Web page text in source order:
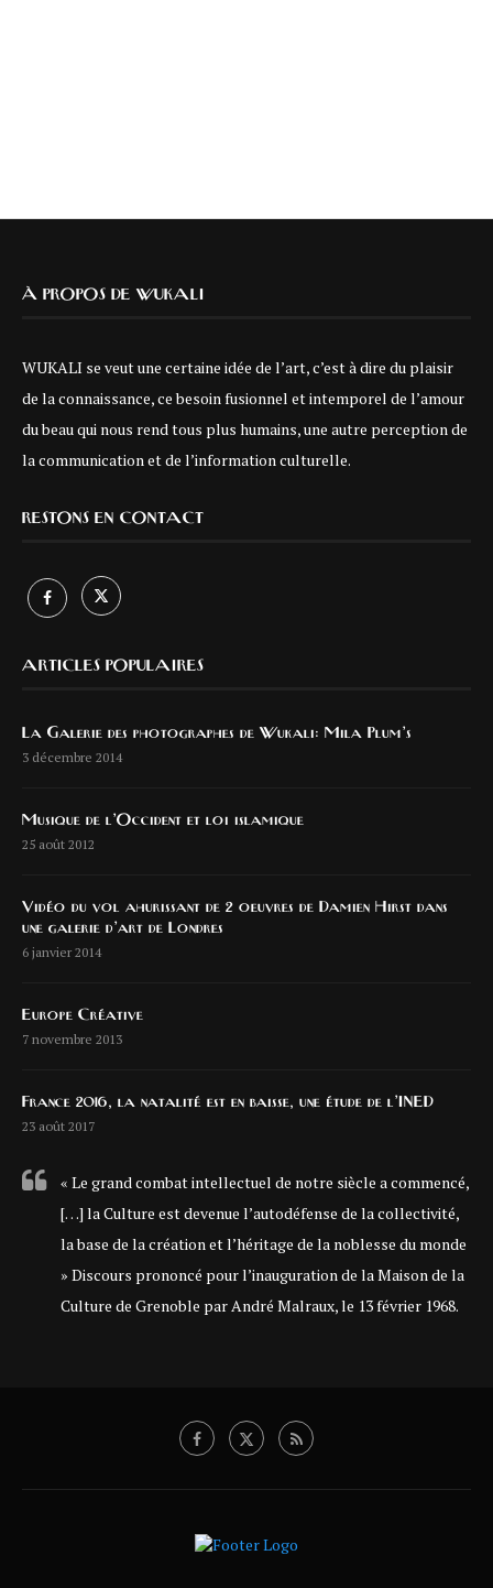
À PROPOS DE WUKALI
WUKALI se veut une certaine idée de l’art, c’est à dire du plaisir
de la connaissance, ce besoin fusionnel et intemporel de l’amour
du beau qui nous rend tous plus humains, une autre perception de
la communication et de l’information culturelle.
RESTONS EN CONTACT
ARTICLES POPULAIRES
La Galerie des photographes de Wukali: Mila Plum’s
3 décembre 2014
Musique de l’Occident et loi islamique
25 août 2012
Vidéo du vol ahurissant de 2 oeuvres de Damien Hirst dans
une galerie d’art de Londres
6 janvier 2014
Europe Créative
7 novembre 2013
France 2016, la natalité est en baisse, une étude de l’INED
23 août 2017
« Le grand combat intellectuel de notre siècle a commencé,
[…] la Culture est devenue l’autodéfense de la collectivité,
la base de la création et l’héritage de la noblesse du monde
» Discours prononcé pour l’inauguration de la Maison de la
Culture de Grenoble par André Malraux, le 13 février 1968.